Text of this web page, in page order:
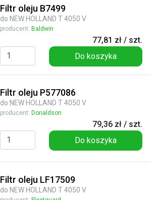
Filtr oleju B7499
do NEW HOLLAND T 4050 V
producent: Baldwin
77,81 zł / szt.
Do koszyka
Filtr oleju P577086
do NEW HOLLAND T 4050 V
producent: Donaldson
79,36 zł / szt.
Do koszyka
Filtr oleju LF17509
do NEW HOLLAND T 4050 V